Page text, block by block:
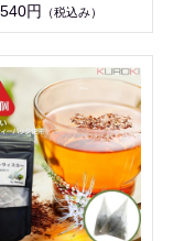
540円
（税込み）